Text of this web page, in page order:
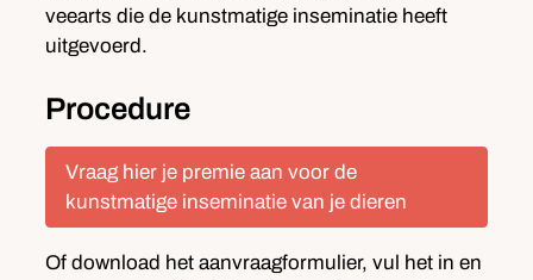
veearts die de kunstmatige inseminatie heeft
uitgevoerd.
Procedure
Vraag hier je premie aan voor de
kunstmatige inseminatie van je dieren
Of download het aanvraagformulier, vul het in en